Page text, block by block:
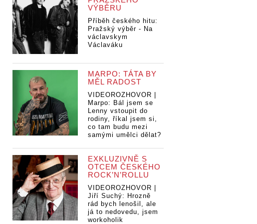
VÝBĚRU
Příběh českého hitu:
Pražský výběr - Na
václavskym
Václaváku
MARPO: TÁTA BY
MĚL RADOST
VIDEOROZHOVOR |
Marpo: Bál jsem se
Lenny vstoupit do
rodiny, říkal jsem si,
co tam budu mezi
samými umělci dělat?
EXKLUZIVNĚ S
OTCEM ČESKÉHO
ROCK’N’ROLLU
VIDEOROZHOVOR |
Jiří Suchý: Hrozně
rád bych lenošil, ale
já to nedovedu, jsem
workoholik